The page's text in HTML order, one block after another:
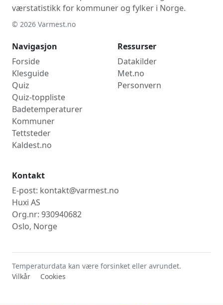
værstatistikk for kommuner og fylker i Norge.
© 2026 Varmest.no
Navigasjon
Forside
Klesguide
Quiz
Quiz-toppliste
Badetemperaturer
Kommuner
Tettsteder
Kaldest.no
Ressurser
Datakilder
Met.no
Personvern
Kontakt
E-post: kontakt@varmest.no
Huxi AS
Org.nr: 930940682
Oslo, Norge
Temperaturdata kan være forsinket eller avrundet.
Vilkår
Cookies